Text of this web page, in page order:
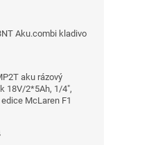
Aku.combi kladivo
aku rázový
18V/2*5Ah, 1/4",
McLaren F1